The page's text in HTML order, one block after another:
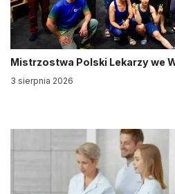
Mistrzostwa Polski Lekarzy we
3 sierpnia 2026